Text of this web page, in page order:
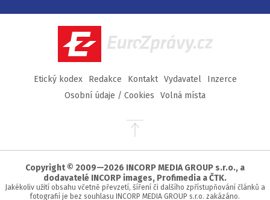
Facebook
TwitterInstagram
YouTube
EuroZprávy.cz
Etický kodex Redakce Kontakt Vydavatel
Inzerce
Osobní údaje / Cookies
Volná místa
Přejít
stránky
Copyright © 2009—2026 INCORP MEDIA GROUP s.r.o., a
dodavatelé INCORP images, Profimedia a ČTK.
Jakékoliv užití obsahu včetně převzetí, šíření či dalšího zpřístupňování článků a
fotografií je bez souhlasu INCORP MEDIA GROUP s.r.o. zakázáno.